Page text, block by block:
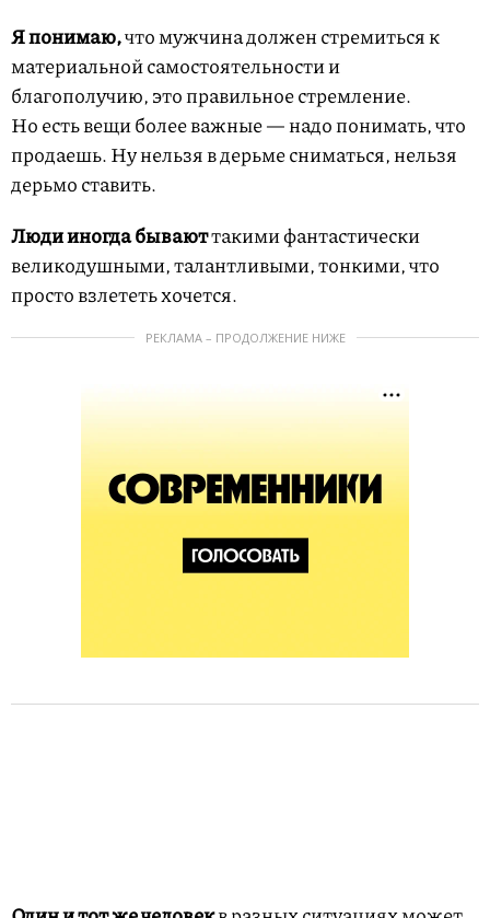
Я понимаю,что мужчина должен стремиться к
материальной самостоятельности и
благополучию,это правильное стремление.
Но есть вещи более важные — надо понимать, что
продаешь. Ну нельзя в дерьме сниматься, нельзя
дерьмо ставить.
Люди иногда бываюттакими фантастически
великодушными, талантливыми, тонкими,что
просто взлететь хочется.
РЕКЛАМА – ПРОДОЛЖЕНИЕ НИЖЕ